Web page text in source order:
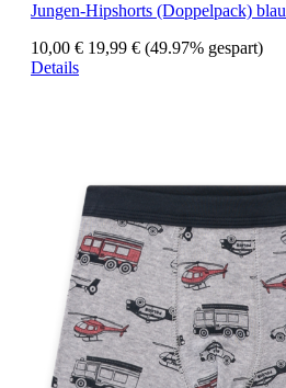
Jungen-Hipshorts (Doppelpack)
10,00 € 19,99 € (49.97% gespart)
Details